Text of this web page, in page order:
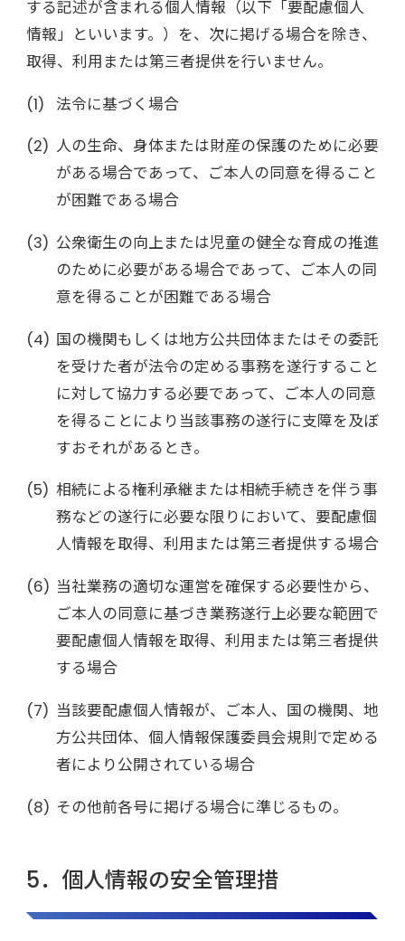
する記述が含まれる個人情報（以下「要配慮個人
情報」といいます。）を、次に掲げる場合を除き、
取得、利用または第三者提供を行いません。
法令に基づく場合
人の生命、身体または財産の保護のために必要
がある場合であって、ご本人の同意を得ること
が困難である場合
公衆衛生の向上または児童の健全な育成の推進
のために必要がある場合であって、ご本人の同
意を得ることが困難である場合
国の機関もしくは地方公共団体またはその委託
を受けた者が法令の定める事務を遂行すること
に対して協力する必要であって、ご本人の同意
を得ることにより当該事務の遂行に支障を及ぼ
すおそれがあるとき。
相続による権利承継または相続手続きを伴う事
務などの遂行に必要な限りにおいて、要配慮個
人情報を取得、利用または第三者提供する場合
当社業務の適切な運営を確保する必要性から、
ご本人の同意に基づき業務遂行上必要な範囲で
要配慮個人情報を取得、利用または第三者提供
する場合
当該要配慮個人情報が、ご本人、国の機関、地
方公共団体、個人情報保護委員会規則で定める
者により公開されている場合
その他前各号に掲げる場合に準じるもの。
5．個人情報の安全管理措